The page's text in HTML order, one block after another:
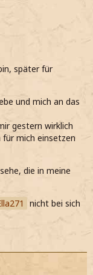
später für
und mich an das
gestern wirklich
mich einsetzen
die in meine
nicht bei sich